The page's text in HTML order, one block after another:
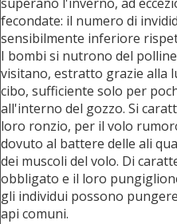
fecondate: il numero di
sensibilmente inferiore
I bombi si nutrono del
visitano, estratto grazie alla
cibo, sufficiente solo per
all'interno del gozzo. Si
loro ronzio, per il volo
dovuto al battere delle ali
dei muscoli del volo. Di
obbligato e il loro
gli individui possono
api comuni.